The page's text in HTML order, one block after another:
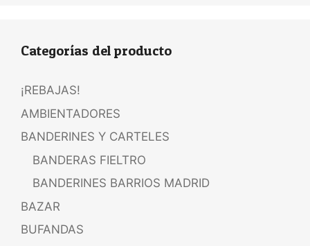
Categorías del producto
¡REBAJAS!
AMBIENTADORES
BANDERINES Y CARTELES
BANDERAS FIELTRO
BANDERINES BARRIOS MADRID
BAZAR
BUFANDAS